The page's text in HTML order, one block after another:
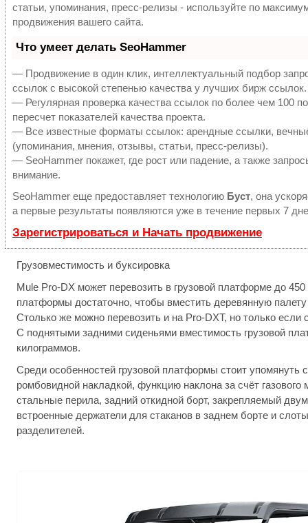
статьи, упоминания, пресс-релизы - используйте по
продвижения вашего сайта.
Что умеет делать SeoHammer
— Продвижение в один клик, интеллектуальный подбор
ссылок с высокой степенью качества у лучших бирж ссылок.
— Регулярная проверка качества ссылок по более чем 100
пересчет показателей качества проекта.
— Все известные форматы ссылок: арендные ссылки,
(упоминания, мнения, отзывы, статьи, пресс-релизы).
— SeoHammer покажет, где рост или падение, а также
внимание.
SeoHammer еще предоставляет технологию Буст, она
а первые результаты появляются уже в течение первых 7
Зарегистрироваться и Начать продвижение
Грузовместимость и буксировка
Mule Pro-DX может перевозить в грузовой платформе до
платформы достаточно, чтобы вместить деревянную палету
Столько же можно перевозить и на Pro-DXT, но только если
С поднятыми задними сиденьями вместимость грузовой
килограммов.
Среди особенностей грузовой платформы стоит упомянуть
ромбовидной накладкой, функцию наклона за счёт газового
стальные перила, задний откидной борт, закрепляемый
встроенные держатели для стаканов в заднем борте и
разделителей.